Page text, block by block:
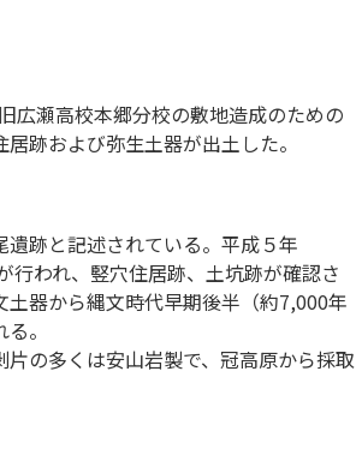
広瀬高校本郷分校の敷地造成のための
跡および弥生土器が出土した。
跡と記述されている。平成５年
行われ、竪穴住居跡、土坑跡が確認さ
土器から縄文時代早期後半（約7,000年
。
片の多くは安山岩製で、冠高原から採取